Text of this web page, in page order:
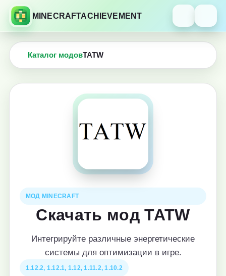
MINECRAFTACHIEVEMENT
Каталог модовTATW
МОД MINECRAFT
Скачать мод TATW
Интегрируйте различные энергетические
системы для оптимизации в игре.
1.12.2, 1.12.1, 1.12, 1.11.2, 1.10.2